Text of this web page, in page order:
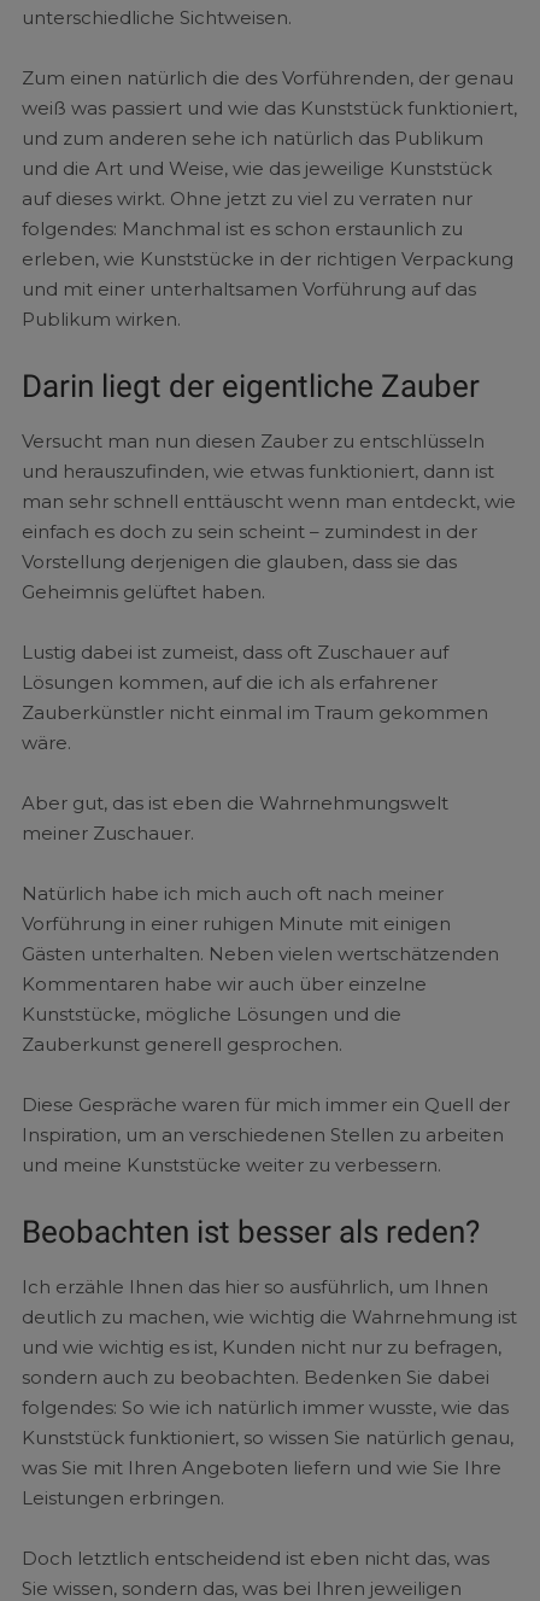
unterschiedliche Sichtweisen.
Zum einen natürlich die des Vorführenden, der genau
weiß was passiert und wie das Kunststück funktioniert,
und zum anderen sehe ich natürlich das Publikum
und die Art und Weise, wie das jeweilige Kunststück
auf dieses wirkt. Ohne jetzt zu viel zu verraten nur
folgendes: Manchmal ist es schon erstaunlich zu
erleben, wie Kunststücke in der richtigen Verpackung
und mit einer unterhaltsamen Vorführung auf das
Publikum wirken.
Darin liegt der eigentliche Zauber
Versucht man nun diesen Zauber zu entschlüsseln
und herauszufinden, wie etwas funktioniert, dann ist
man sehr schnell enttäuscht wenn man entdeckt, wie
einfach es doch zu sein scheint – zumindest in der
Vorstellung derjenigen die glauben, dass sie das
Geheimnis gelüftet haben.
Lustig dabei ist zumeist, dass oft Zuschauer auf
Lösungen kommen, auf die ich als erfahrener
Zauberkünstler nicht einmal im Traum gekommen
wäre.
Aber gut, das ist eben die Wahrnehmungswelt
meiner Zuschauer.
Natürlich habe ich mich auch oft nach meiner
Vorführung in einer ruhigen Minute mit einigen
Gästen unterhalten. Neben vielen wertschätzenden
Kommentaren habe wir auch über einzelne
Kunststücke, mögliche Lösungen und die
Zauberkunst generell gesprochen.
Diese Gespräche waren für mich immer ein Quell der
Inspiration, um an verschiedenen Stellen zu arbeiten
und meine Kunststücke weiter zu verbessern.
Beobachten ist besser als reden?
Ich erzähle Ihnen das hier so ausführlich, um Ihnen
deutlich zu machen, wie wichtig die Wahrnehmung ist
und wie wichtig es ist, Kunden nicht nur zu befragen,
sondern auch zu beobachten. Bedenken Sie dabei
folgendes: So wie ich natürlich immer wusste, wie das
Kunststück funktioniert, so wissen Sie natürlich genau,
was Sie mit Ihren Angeboten liefern und wie Sie Ihre
Leistungen erbringen.
Doch letztlich entscheidend ist eben nicht das, was
Sie wissen, sondern das, was bei Ihren jeweiligen